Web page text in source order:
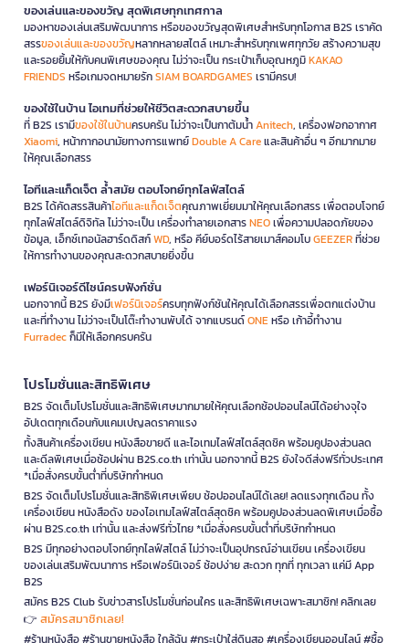
ของเล่นและของขวัญ สุดพิเศษทุกเทศกาล
มองหาของเล่นเสริมพัฒนาการ หรือของขวัญสุดพิเศษสำหรับทุกโอกาส B2S เราคัด
สรรของเล่นและของขวัญหลากหลายสไตล์ เหมาะสำหรับทุกเพศทุกวัย สร้างความสุข
และรอยยิ้มให้กับคนพิเศษของคุณ ไม่ว่าจะเป็น กระเป๋าเก็บอุณหภูมิKAKAO
FRIENDS หรือเกมจดหมายรักSIAM BOARDGAMES เรามีครบ!
ของใช้ในบ้าน ไอเทมที่ช่วยให้ชีวิตสะดวกสบายขึ้น
ที่ B2S เรามีของใช้ในบ้านครบครัน ไม่ว่าจะเป็นกาต้มน้ำAnitech, เครื่องฟอกอากาศ
Xiaomi, หน้ากากอนามัยทางการแพทย์Double A Careและสินค้าอื่น ๆ อีกมากมาย
ให้คุณเลือกสรร
ไอทีและแก็ดเจ็ต ล้ำสมัย ตอบโจทย์ทุกไลฟ์สไตล์
B2S ได้คัดสรรสินค้าไอทีและแก็ดเจ็ตคุณภาพเยี่ยมมาให้คุณเลือกสรร เพื่อตอบโจทย์
ทุกไลฟ์สไตล์ดิจิทัล ไม่ว่าจะเป็น เครื่องทำลายเอกสารNEOเพื่อความปลอดภัยของ
ข้อมูล, เอ็กซ์เทอนัลฮาร์ดดิสก์WD, หรือ คีย์บอร์ดไร้สายเมาส์คอมโบGEEZERที่ช่วย
ให้การทำงานของคุณสะดวกสบายยิ่งขึ้น
เฟอร์นิเจอร์ดีไซน์ครบฟังก์ชั่น
นอกจากนี้ B2S ยังมีเฟอร์นิเจอร์ครบทุกฟังก์ชันให้คุณได้เลือกสรรเพื่อตกแต่งบ้าน
และที่ทำงาน ไม่ว่าจะเป็นโต๊ะทำงานพับได้ จากแบรนด์ONEหรือ เก้าอี้ทำงาน
Furradecก็มีให้เลือกครบครัน
โปรโมชั่นและสิทธิพิเศษ
B2S จัดเต็มโปรโมชั่นและสิทธิพิเศษมากมายให้คุณเลือกช้อปออนไลน์ได้อย่างจุใจ
อัปเดตทุกเดือนกับแคมเปญลดราคาแรง
ทั้งสินค้าเครื่องเขียน หนังสือขายดี และไอเทมไลฟ์สไตล์สุดชิค พร้อมคูปองส่วนลด
และดีลพิเศษเมื่อช้อปผ่าน B2S.co.th เท่านั้น นอกจากนี้ B2S ยังใจดีส่งฟรีทั่วประเทศ
*เมื่อสั่งครบขั้นต่ำที่บริษัทกำหนด
B2S จัดเต็มโปรโมชั่นและสิทธิพิเศษเพียบ ช้อปออนไลน์ได้เลย! ลดแรงทุกเดือน ทั้ง
เครื่องเขียน หนังสือดัง ของไอเทมไลฟ์สไตล์สุดชิค พร้อมคูปองส่วนลดพิเศษเมื่อซื้อ
ผ่าน B2S.co.th เท่านั้น และส่งฟรีทั่วไทย *เมื่อสั่งครบขั้นต่ำที่บริษัทกำหนด
B2S มีทุกอย่างตอบโจทย์ทุกไลฟ์สไตล์ ไม่ว่าจะเป็นอุปกรณ์อ่านเขียน เครื่องเขียน
ของเล่นเสริมพัฒนาการ หรือเฟอร์นิเจอร์ ช้อปง่าย สะดวก ทุกที่ ทุกเวลา แค่มี App
B2S
สมัคร B2S Club รับข่าวสารโปรโมชั่นก่อนใคร และสิทธิพิเศษเฉพาะสมาชิก! คลิกเลย
👉 สมัครสมาชิกเลย!
#ร้านหนังสือ #ร้านขายหนังสือ ใกล้ฉัน #กระเป๋าใส่ดินสอ #เครื่องเขียนออนไลน์ #ซื้อ